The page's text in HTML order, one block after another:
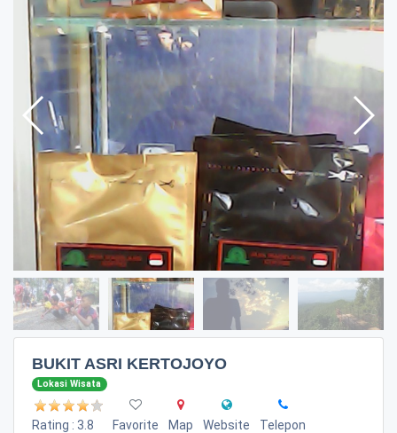
BUKIT ASRI KERTOJOYO
Lokasi Wisata
Rating : 3.8 Favorite Map Website Telepon